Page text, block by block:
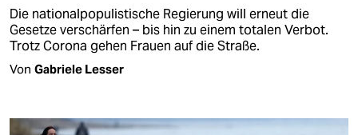
Die nationalpopulistische Regierung will erneut die
Gesetze verschärfen – bis hin zu einem totalen Verbot.
Trotz Corona gehen Frauen auf die Straße.
Von Gabriele Lesser